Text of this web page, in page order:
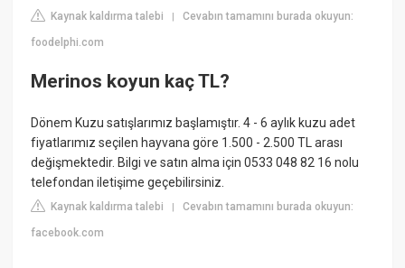
Kaynak kaldırma talebi |Cevabın tamamını burada okuyun:
foodelphi.com
Merinos koyun kaç TL?
Dönem Kuzu satışlarımız başlamıştır. 4 - 6 aylık kuzu adet
fiyatlarımız seçilen hayvana göre 1.500 - 2.500 TL arası
değişmektedir. Bilgi ve satın alma için 0533 048 82 16 nolu
telefondan iletişime geçebilirsiniz.
Kaynak kaldırma talebi |Cevabın tamamını burada okuyun:
facebook.com